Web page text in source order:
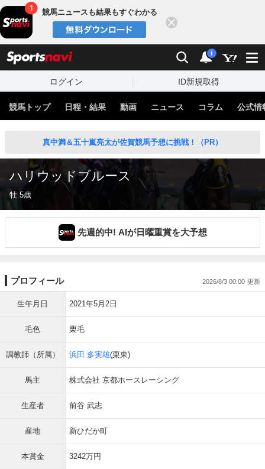
競馬ニュースも結果もすぐわかる
検索 通知
i
ログイン ID新規取得
競馬トップ 日程・結果 動画 ニュース コラム 公式情
真中満＆五十嵐亮太が佐賀競馬予想に挑戦！（PR）
ハリウッドブルース
牡 5歳
先週的中! AIが日曜重賞を大予想
プロフィール 2026/8/3 00:00
生年月日 2021年5月2日
毛色 栗毛
調教師（所属） 浜田 多実雄(栗東)
馬主 株式会社 京都ホースレーシング
生産者 前谷 武志
産地 新ひだか町
本賞金 3242万円